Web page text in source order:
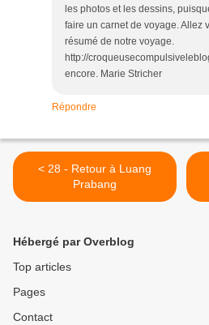
les photos et les dessins,
faire un carnet de voyage. Allez
résumé de notre voyage.
http://
encore. Marie Stricher
Répondre
< 28 - Retour à Luang
Prabang
Hébergé par Overblog
Top articles
Pages
Contact